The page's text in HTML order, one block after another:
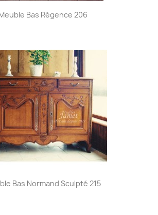
Bas Régence 206
Bas Normand Sculpté 215